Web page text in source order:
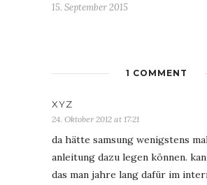
15. September 2015
1 COMMENT
XYZ
24. Oktober 2012 at 17:21
da hätte samsung wenigstens
anleitung dazu legen können.
das man jahre lang dafür im